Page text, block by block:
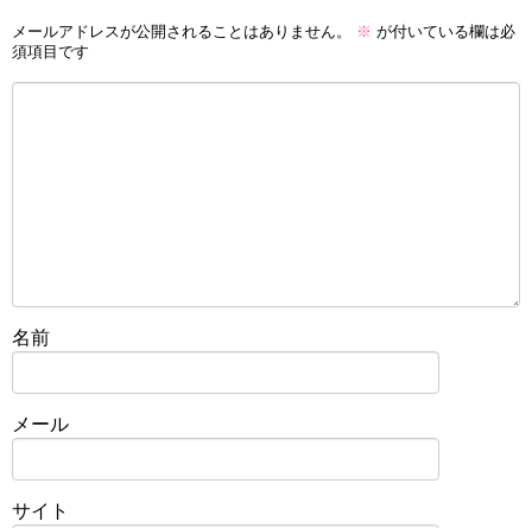
メールアドレスが公開されることはありません。 ※ が付いている欄は必
須項目です
名前
メール
サイト